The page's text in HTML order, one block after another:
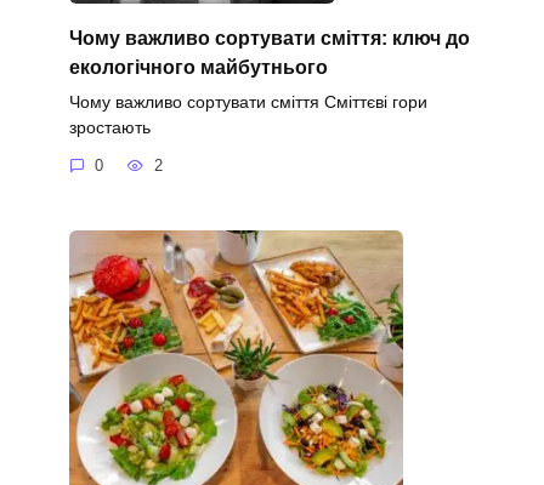
Чому важливо сортувати сміття: ключ до
екологічного майбутнього
Чому важливо сортувати сміття Сміттєві гори
зростають
0 2